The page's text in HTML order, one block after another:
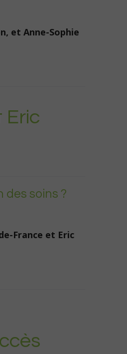
et Anne-Sophie
Eric
soins ?
France et Eric